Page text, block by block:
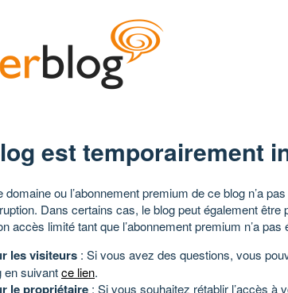
est temporairement
domaine ou l’abonnement premium de ce blog n’a
Dans certains cas, le blog peut également être
accès limité tant que l’abonnement premium n’a pas
les visiteurs : Si vous avez des questions, vous
en suivantce lien.
le propriétaire : Si vous souhaitez rétablir l’accès à